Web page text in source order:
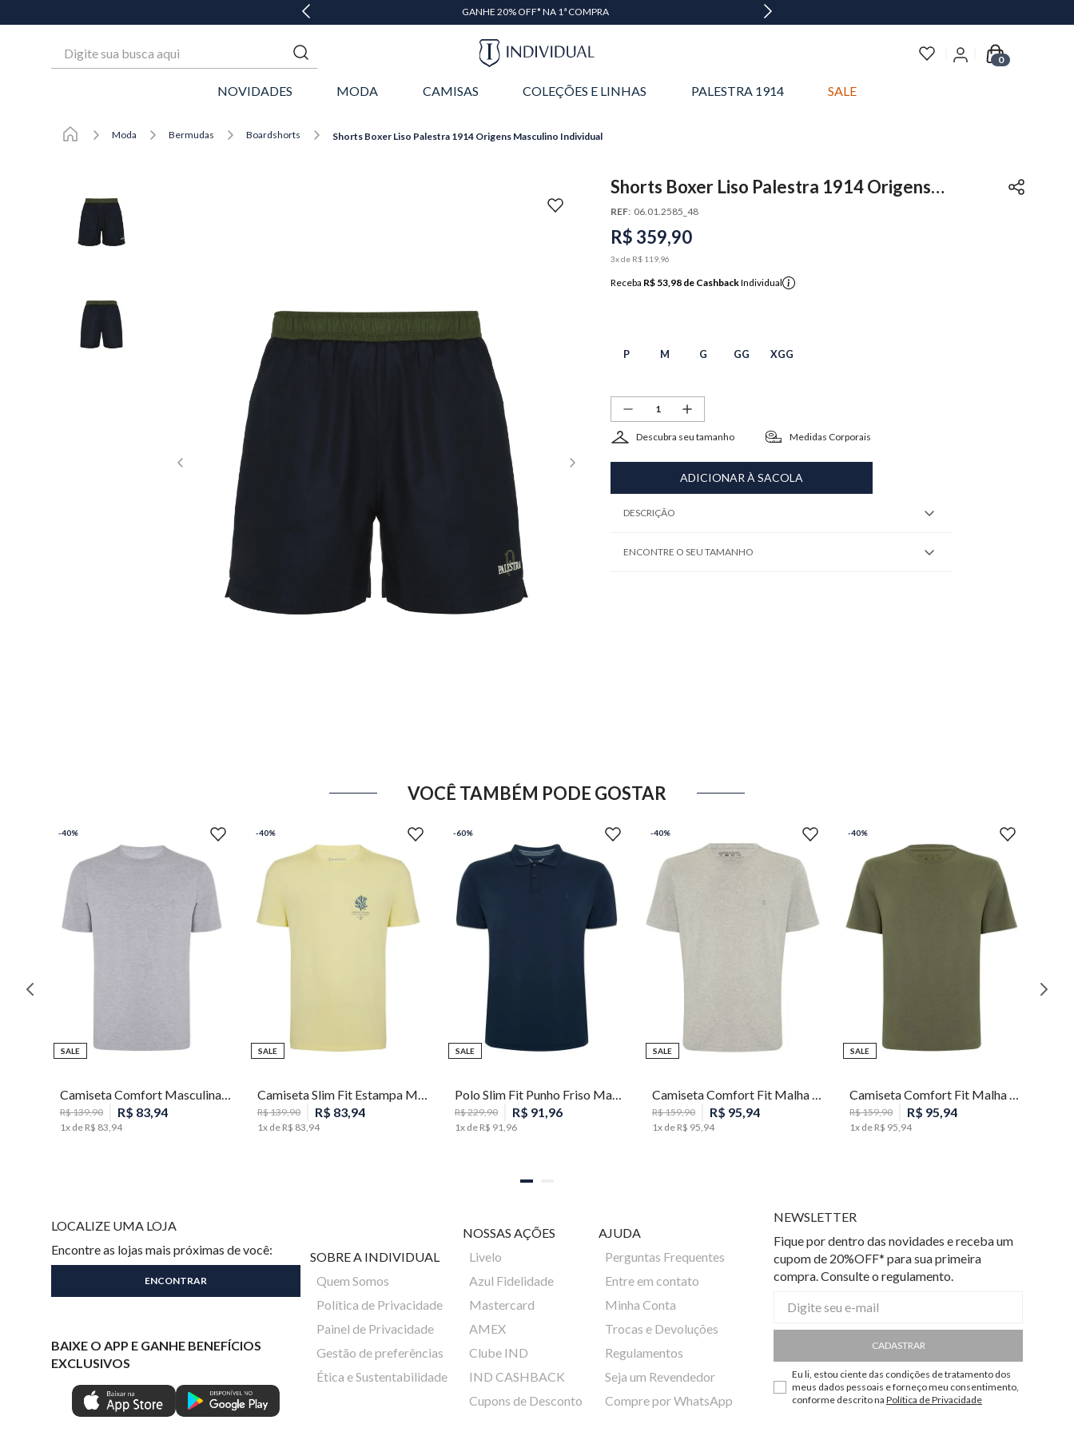
EM ATÉ 6X SEM JUROS* OU GANHE 3% OFF NO PIX
0
NOVIDADES MODA CAMISAS COLEÇÕES E LINHAS PALESTRA 1914 SALE
Moda Bermudas Boardshorts Shorts Boxer Liso Palestra 1914 Origens Masculino Individual
Shorts Boxer Liso Palestra 1914 Origens
Masculino Individual
REF: 06.01.2585_48
R$ 359,90
3x de R$ 119 96
Receba R$ 53,98 de CashbackIndividual
P M G GG XGG
Descubra seu tamanho Medidas Corporais
ADICIONAR À SACOLA
DESCRIÇÃO
ENCONTRE O SEU TAMANHO
VOCÊ TAMBÉM PODE GOSTAR
-40%
SALE
Camiseta Comfort Masculina Individual
R$139,90 R$ 83,94
1x de R$ 83 94
-40%
SALE PP P M
Camiseta Slim Fit Estampa Masculina Individual
R$139,90 R$ 83,94
1x de R$ 83 94
-60%
SALE P
Polo Slim Fit Punho Friso Masculina Individual
R$229,90 R$ 91,96
1x de R$ 91 96
-40%
SALE M
Camiseta Comfort Fit Malha Listras Masculina Individual
R$159,90 R$ 95,94
1x de R$ 95 94
-40%
SALE P
Camiseta Comfort Fit Malha Listras Masculina Individual
R$159,90 R$ 95,94
1x de R$ 95 94
LOCALIZE UMA LOJA
Encontre as lojas mais próximas de você:
BAIXE O APP E GANHE BENEFÍCIOS
EXCLUSIVOS
SOBRE A INDIVIDUAL
Quem Somos
Política de Privacidade
Painel de Privacidade
Gestão de preferências
Ética e Sustentabilidade
NOSSAS AÇÕES
Livelo
Azul Fidelidade
Mastercard
AMEX
Clube IND
IND CASHBACK
Cupons de Desconto
AJUDA
Perguntas Frequentes
Entre em contato
Minha Conta
Trocas e Devoluções
Regulamentos
Seja um Revendedor
Compre por WhatsApp
NEWSLETTER
Fique por dentro das novidades e receba um
cupom de 20%OFF* para sua primeira
compra. Consulte o regulamento.
CADASTRAR
Eu li, estou ciente das condições de tratamento dos
meus dados pessoais e forneço meu consentimento,
conforme descrito na Política de Privacidade